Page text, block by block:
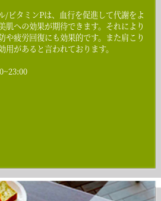
/ビタミンPは、血行を促進して代謝をよ
肌への効果が期待できます。それにより
や疲労回復にも効果的です。また肩こり
があると言われております。